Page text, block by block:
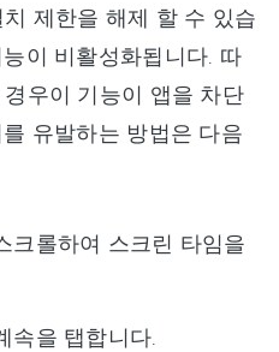
제한을 해제 할 수 있습
이 비활성화됩니다. 따
우이 기능이 앱을 차단
유발하는 방법은 다음
크롤하여 스크린 타임을
속을 탭합니다.